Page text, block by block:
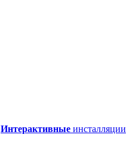
Интерактивные инсталляции